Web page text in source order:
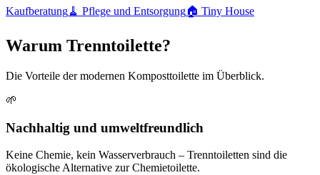
Kaufberatung🧹 Pflege und Entsorgung🏠 Tiny House
Warum Trenntoilette?
Die Vorteile der modernen Komposttoilette im Überblick.
🌱
Nachhaltig und umweltfreundlich
Keine Chemie, kein Wasserverbrauch – Trenntoiletten sind die
ökologische Alternative zur Chemietoilette.